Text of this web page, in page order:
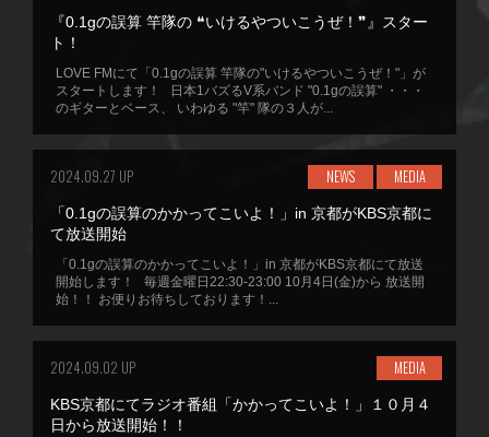
『0.1gの誤算 竿隊の ❝いけるやついこうぜ！❞』スター
ト！
LOVE FMにて「0.1gの誤算 竿隊の"いけるやついこうぜ！"」が
スタートします！ 日本1バズるV系バンド "0.1gの誤算" ・・・
のギターとベース、 いわゆる "竿" 隊の３人が...
2024.09.27 UP NEWS MEDIA
「0.1gの誤算のかかってこいよ！」in 京都がKBS京都に
て放送開始
「0.1gの誤算のかかってこいよ！」in 京都がKBS京都にて放送
開始します！ 毎週金曜日22:30-23:00 10月4日(金)から 放送開
始！！ お便りお待ちしております！...
2024.09.02 UP MEDIA
KBS京都にてラジオ番組「かかってこいよ！」１０月４
日から放送開始！！